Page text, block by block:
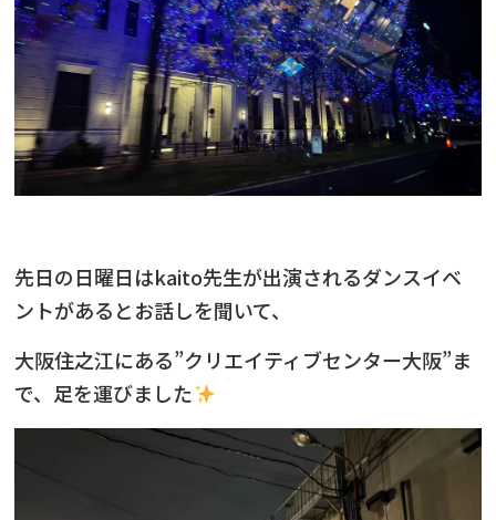
先日の日曜日はkaito先生が出演されるダンスイベ
ントがあるとお話しを聞いて、
大阪住之江にある”クリエイティブセンター大阪”ま
で、足を運びました